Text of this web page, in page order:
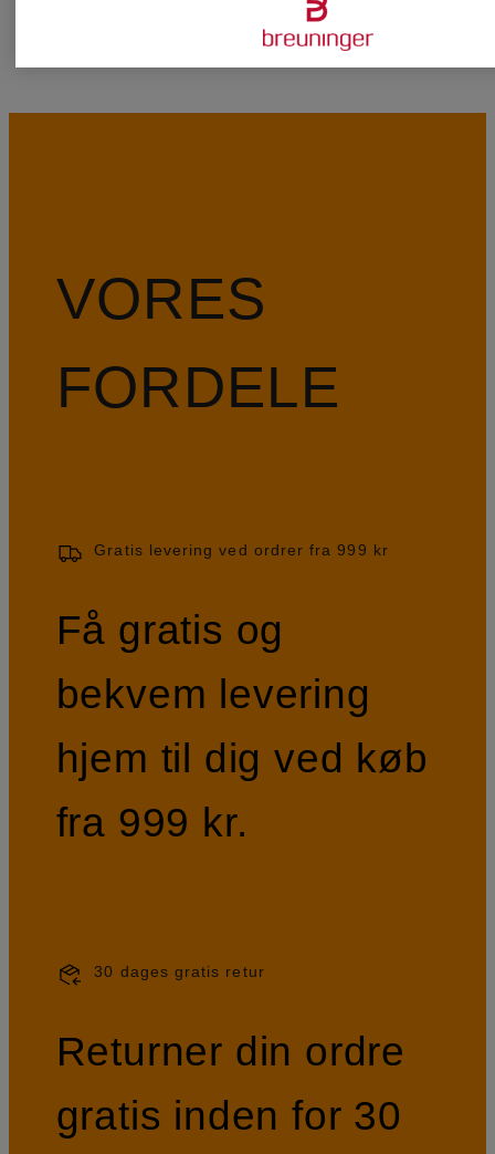
VORES
FORDELE
Gratis levering ved ordrer fra 999 kr
Få gratis og
bekvem levering
hjem til dig ved køb
fra 999 kr.
30 dages gratis retur
Returner din ordre
gratis inden for 30